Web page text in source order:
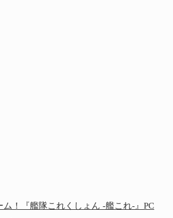
！『艦隊これくしょん -艦これ-』PC